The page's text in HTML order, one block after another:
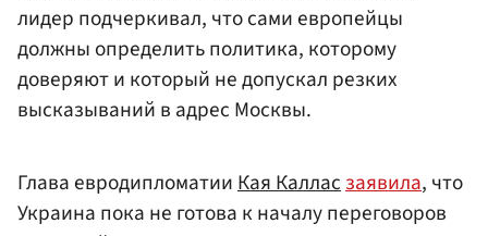
лидер подчеркивал, что сами европейцы
должны определить политика, которому
доверяют и который не допускал резких
высказываний в адрес Москвы.
Глава евродипломатии Кая Каллас заявила, что
Украина пока не готова к началу переговоров